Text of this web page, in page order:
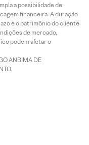
a possibilidade de
financeira. A duração
e o patrimônio do cliente
de mercado,
podem afetar o
ANBIMA DE